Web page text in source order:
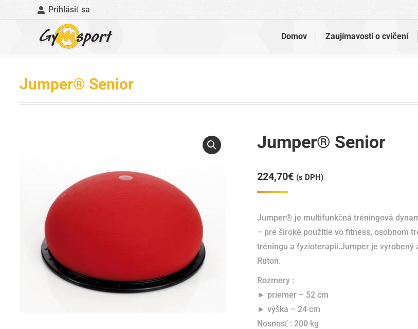
Prihlásiť sa
Domov Zaujímavosti o cvičení
Jumper® Senior
Jumper® Senior
224,70€ (s DPH)
Jumper® je multifunkčná tréningová
– pre široké použitie vo fitness, osobnom
tréningu a fyzioterapii.Jumper je vyrobený
Ruton.
Rozmery :
► priemer – 52 cm
► výška – 24 cm
Nosnosť : 200 kg